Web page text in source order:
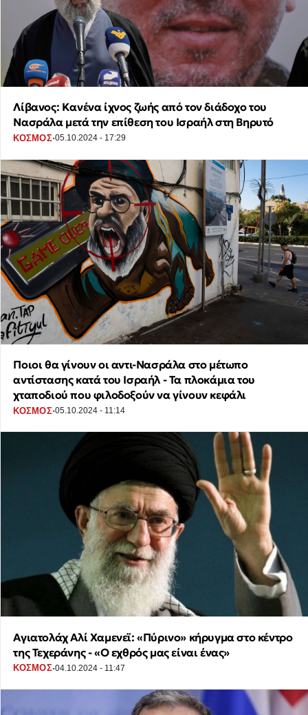
Λίβανος: Κανένα ίχνος ζωής από τον διάδοχο του
Νασράλα μετά την επίθεση του Ισραήλ στη Βηρυτό
ΚΟΣΜΟΣ·05.10.2024 - 17:29
Ποιοι θα γίνουν οι αντι-Νασράλα στο μέτωπο
αντίστασης κατά του Ισραήλ - Τα πλοκάμια του
χταποδιού που φιλοδοξούν να γίνουν κεφάλι
ΚΟΣΜΟΣ·05.10.2024 - 11:14
Αγιατολάχ Αλί Χαμενεϊ: «Πύρινο» κήρυγμα στο κέντρο
της Τεχεράνης - «Ο εχθρός μας είναι ένας»
ΚΟΣΜΟΣ·04.10.2024 - 11:47